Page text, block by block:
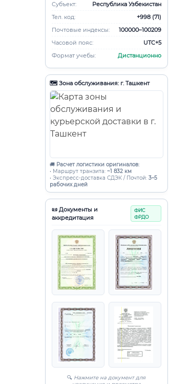
Субъект:
Республика Узбекистан
Тел. код:
+998 (71)
Почтовые индексы:
100000–100209
Часовой пояс:
UTC+5
Формат учебы:
Дистанционно
🗺️ Зона обслуживания: г. Ташкент
🚚 Расчет логистики оригиналов:
• Маршрут транзита: ~1 832 км
• Экспресс-доставка СДЭК / Почтой: 3–5
рабочих дней
📜 Документы и
аккредитация
ФИС
ФРДО
🔍 Нажмите на документ для